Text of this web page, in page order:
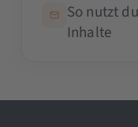
So nutzt
Inhalte